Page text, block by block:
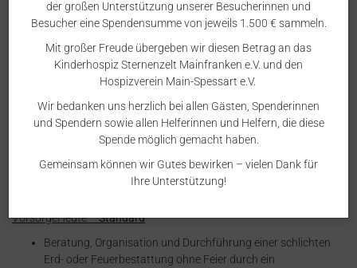
VorsorgeHeute Pakete
Als Vorsorgeregelung bietet unser
Bestattungsunternehmen folgende
Wunschpakete an:
VorsorgeHeute –Standard
Beratung, Organisation und Durchführung einer schlichten
Erd- oder Feuerbestattung ohne Feier durch ein
der großen Unterstützung unserer Besucherinnen und
Besucher eine Spendensumme von jeweils 1.500 € sammeln.
Mit großer Freude übergeben wir diesen Betrag an das
Kinderhospiz Sternenzelt Mainfranken e.V. und den
Hospizverein Main-Spessart e.V.
Wir bedanken uns herzlich bei allen Gästen, Spenderinnen
und Spendern sowie allen Helferinnen und Helfern, die diese
Spende möglich gemacht haben.
Gemeinsam können wir Gutes bewirken – vielen Dank für
Ihre Unterstützung!